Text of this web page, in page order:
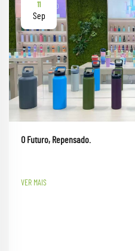
11
Sep
O Futuro, Repensado.
VER MAIS